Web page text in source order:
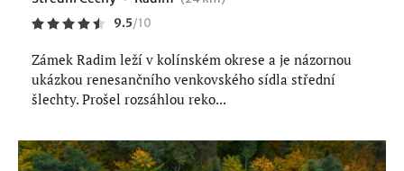
9.5/10
Zámek Radim leží v kolínském okrese a je názornou
ukázkou renesančního venkovského sídla střední
šlechty. Prošel rozsáhlou reko...